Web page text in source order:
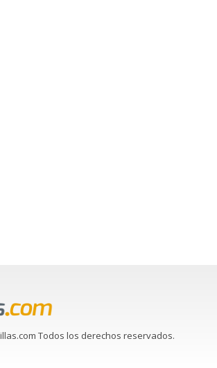
Todos los derechos reservados.